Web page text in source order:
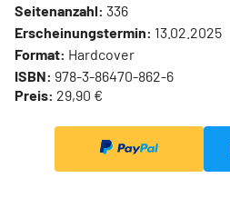
Seitenanzahl: 336
Erscheinungstermin: 13.02.2025
Format: Hardcover
ISBN: 978-3-86470-862-6
Preis: 29,90 €